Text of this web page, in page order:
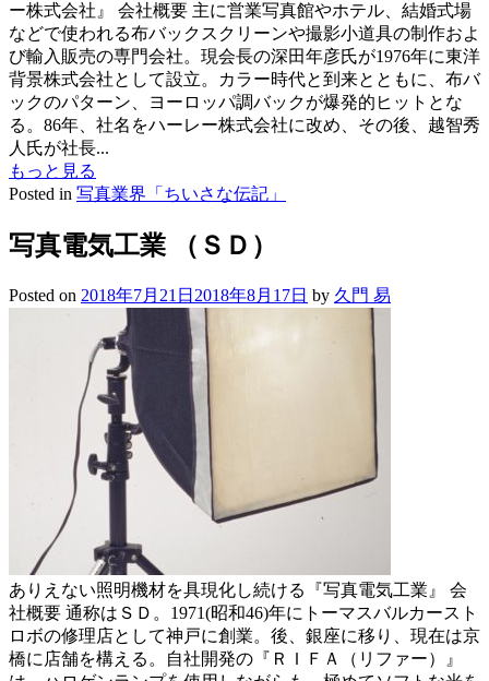
ー株式会社』 会社概要 主に営業写真館やホテル、結婚式場
などで使われる布バックスクリーンや撮影小道具の制作およ
び輸入販売の専門会社。現会長の深田年彦氏が1976年に東洋
背景株式会社として設立。カラー時代と到来とともに、布バ
ックのパターン、ヨーロッパ調バックが爆発的ヒットとな
る。86年、社名をハーレー株式会社に改め、その後、越智秀
人氏が社長...
もっと見る
Posted in 写真業界「ちいさな伝記」
写真電気工業 （ＳＤ）
Posted on 2018年7月21日 2018年8月17日 by 久門 易
ありえない照明機材を具現化し続ける『写真電気工業』 会
社概要 通称はＳＤ。1971(昭和46)年にトーマスバルカースト
ロボの修理店として神戸に創業。後、銀座に移り、現在は京
橋に店舗を構える。自社開発の『ＲＩＦＡ（リファー）』